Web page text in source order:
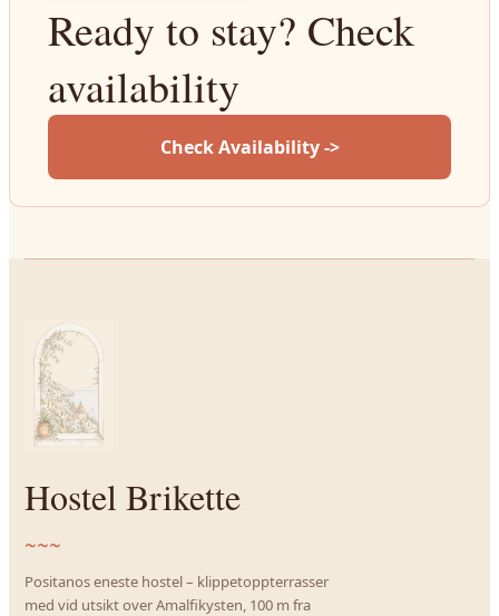
Ready to stay? Check
availability
Check Availability ->
Hostel Brikette
~~~
Positanos eneste hostel – klippetoppterrasser
med vid utsikt over Amalfikysten, 100 m fra